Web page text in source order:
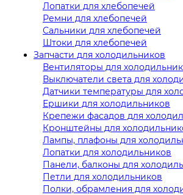
Лопатки для хлебопечей
Ремни для хлебопечей
Сальники для хлебопечей
Штоки для хлебопечей
Запчасти для холодильников
Вентиляторы для
Выключатели света для
Датчики температуры для
Ершики для холодильников
Крепежи фасадов для
Кронштейны для
Лампы, плафоны для
Лопатки для холодильников
Панели, балконы для
Петли для холодильников
Полки, обрамления для